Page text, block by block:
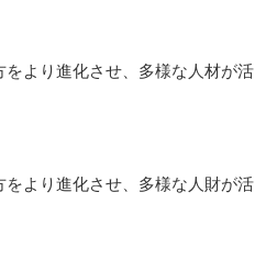
より進化させ、多様な人材が活
より進化させ、多様な人財が活